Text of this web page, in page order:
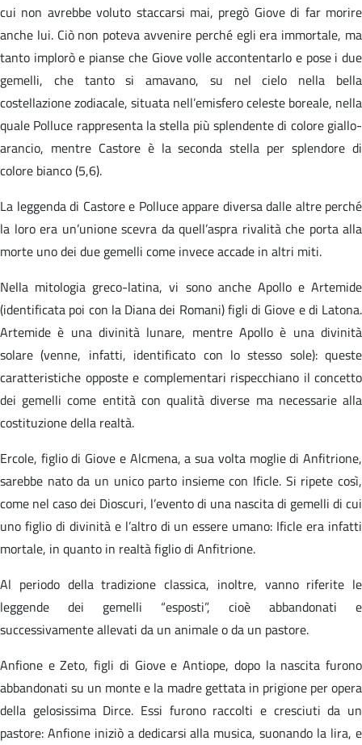
cui non avrebbe voluto staccarsi mai, pregò Giove di far morire
anche lui. Ciò non poteva avvenire perché egli era immortale, ma
tanto implorò e pianse che Giove volle accontentarlo e pose i due
gemelli, che tanto si amavano, su nel cielo nella bella
costellazione zodiacale, situata nell’emisfero celeste boreale, nella
quale Polluce rappresenta la stella più splendente di colore giallo-
arancio, mentre Castore è la seconda stella per splendore di
colore bianco (5,6).
La leggenda di Castore e Polluce appare diversa dalle altre perché
la loro era un’unione scevra da quell’aspra rivalità che porta alla
morte uno dei due gemelli come invece accade in altri miti.
Nella mitologia greco-latina, vi sono anche Apollo e Artemide
(identificata poi con la Diana dei Romani) figli di Giove e di Latona.
Artemide è una divinità lunare, mentre Apollo è una divinità
solare (venne, infatti, identificato con lo stesso sole): queste
caratteristiche opposte e complementari rispecchiano il concetto
dei gemelli come entità con qualità diverse ma necessarie alla
costituzione della realtà.
Ercole, figlio di Giove e Alcmena, a sua volta moglie di Anfitrione,
sarebbe nato da un unico parto insieme con Ificle. Si ripete così,
come nel caso dei Dioscuri, l’evento di una nascita di gemelli di cui
uno figlio di divinità e l’altro di un essere umano: Ificle era infatti
mortale, in quanto in realtà figlio di Anfitrione.
Al periodo della tradizione classica, inoltre, vanno riferite le
leggende dei gemelli “esposti”, cioè abbandonati e
successivamente allevati da un animale o da un pastore.
Anfione e Zeto, figli di Giove e Antiope, dopo la nascita furono
abbandonati su un monte e la madre gettata in prigione per opera
della gelosissima Dirce. Essi furono raccolti e cresciuti da un
pastore: Anfione iniziò a dedicarsi alla musica, suonando la lira, e